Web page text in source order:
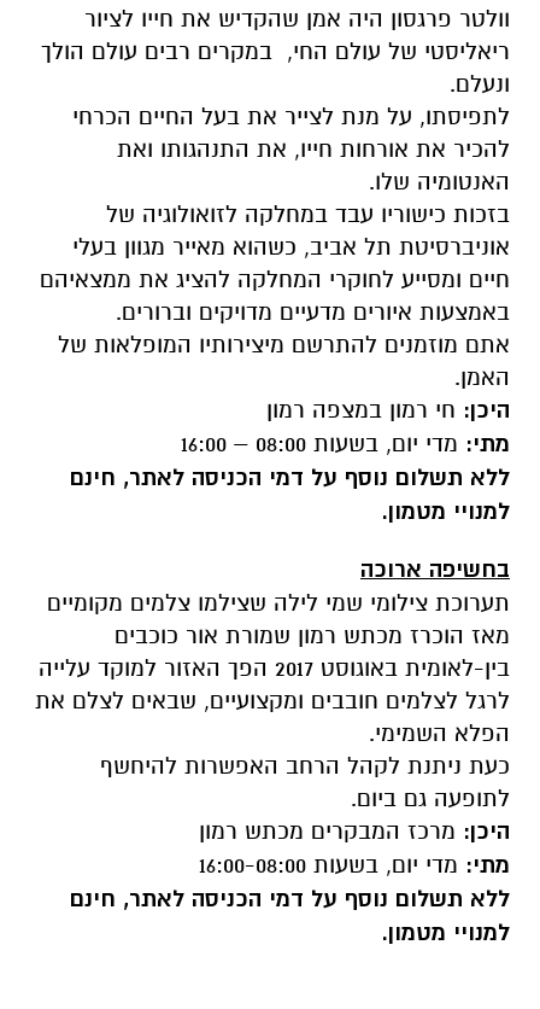
וולטר פרגסון היה אמן שהקדיש את חייו לציור
ריאליסטי של עולם החי, במקרים רבים עולם הולך
ונעלם.
לתפיסתו, על מנת לצייר את בעל החיים הכרחי
להכיר את אורחות חייו, את התנהגותו ואת
האנטומיה שלו.
בזכות כישוריו עבד במחלקה לזואולוגיה של
אוניברסיטת תל אביב, כשהוא מאייר מגוון בעלי
חיים ומסייע לחוקרי המחלקה להציג את ממצאיהם
באמצעות איורים מדעיים מדויקים וברורים.
אתם מוזמנים להתרשם מיצירותיו המופלאות של
האמן.
היכן: חי רמון במצפה רמון
מתי: מדי יום, בשעות 08:00 – 16:00
ללא תשלום נוסף על דמי הכניסה לאתר, חינם
למנויי מטמון.
בחשיפה ארוכה
תערוכת צילומי שמי לילה שצילמו צלמים מקומיים
מאז הוכרז מכתש רמון שמורת אור כוכבים
בין-לאומית באוגוסט 2017 הפך האזור למוקד עלייה
לרגל לצלמים חובבים ומקצועיים, שבאים לצלם את
הפלא השמימי.
כעת ניתנת לקהל הרחב האפשרות להיחשף
לתופעה גם ביום.
היכן: מרכז המבקרים מכתש רמון
מתי: מדי יום, בשעות 16:00-08:00
ללא תשלום נוסף על דמי הכניסה לאתר, חינם
למנויי מטמון.